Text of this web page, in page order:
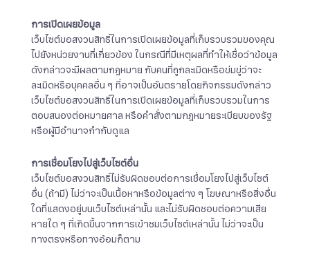
การเปิดเผยข้อมูล
เว็บไซต์ขอสงวนสิทธิ์ในการเปิดเผยข้อมูลที่เก็บรวบรวมของคุณ
ไปยังหน่วยงานที่เกี่ยวข้อง ในกรณีที่มีเหตุผลที่ทำให้เชื่อว่าข้อมูล
ดังกล่าวจะมีผลตามกฎหมาย กับคนที่ถูกละเมิดหรือข่มขู่ว่าจะ
ละเมิดหรือบุคคลอื่น ๆ ที่อาจเป็นอันตรายโดยกิจกรรมดังกล่าว
เว็บไซต์ขอสงวนสิทธิ์ในการเปิดเผยข้อมูลที่เก็บรวบรวมในการ
ตอบสนองต่อหมายศาล หรือคำสั่งตามกฎหมายระเบียบของรัฐ
หรือผู้มีอำนาจกำกับดูแล
การเชื่อมโยงไปสู่เว็บไซต์อื่น
เว็บไซต์ขอสงวนสิทธิ์ไม่รับผิดชอบต่อการเชื่อมโยงไปสู่เว็บไซต์
อื่น (ถ้ามี) ไม่ว่าจะเป็นเนื้อหาหรือข้อมูลต่าง ๆ โฆษณาหรือสิ่งอื่น
ใดที่แสดงอยู่บนเว็บไซต์เหล่านั้น และไม่รับผิดชอบต่อความเสีย
หายใด ๆ ที่เกิดขึ้นจากการเข้าชมเว็บไซต์เหล่านั้น ไม่ว่าจะเป็น
ทางตรงหรือทางอ้อมก็ตาม